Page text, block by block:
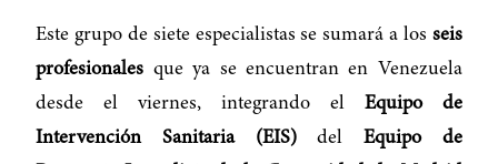
Este grupo de siete especialistas se sumará a los seis
profesionales que ya se encuentran en Venezuela
desde el viernes, integrando el Equipo de
Intervención Sanitaria (EIS)del Equipo de